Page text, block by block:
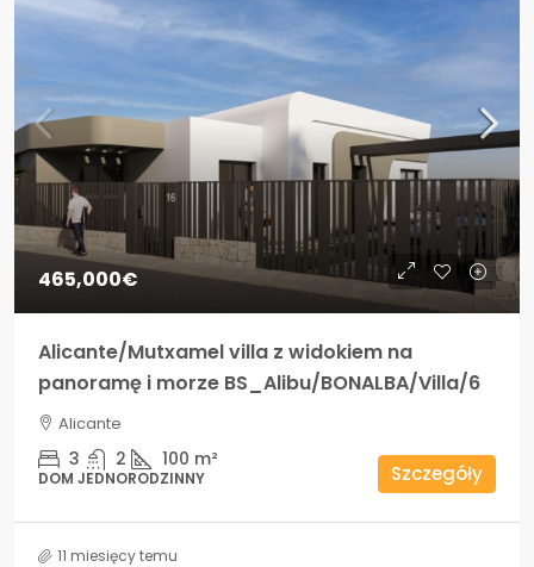
465,000€
Alicante/Mutxamel villa z widokiem na
panoramę i morze BS_Alibu/BONALBA/Villa/6
Alicante
3 2 100 m²
DOM JEDNORODZINNY Szczegóły
11 miesięcy temu